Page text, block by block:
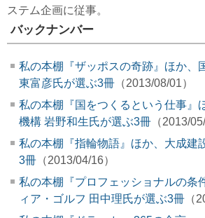
ステム企画に従事。
バックナンバー
私の本棚『ザッポスの奇跡』ほか、
東富彦氏が選ぶ3冊 （2013/08/01）
私の本棚『国をつくるという仕事』
機構 岩野和生氏が選ぶ3冊 （2013/
私の本棚『指輪物語』ほか、大成建
3冊 （2013/04/16）
私の本棚『プロフェッショナルの条
ィア・ゴルフ 田中理氏が選ぶ3冊 （